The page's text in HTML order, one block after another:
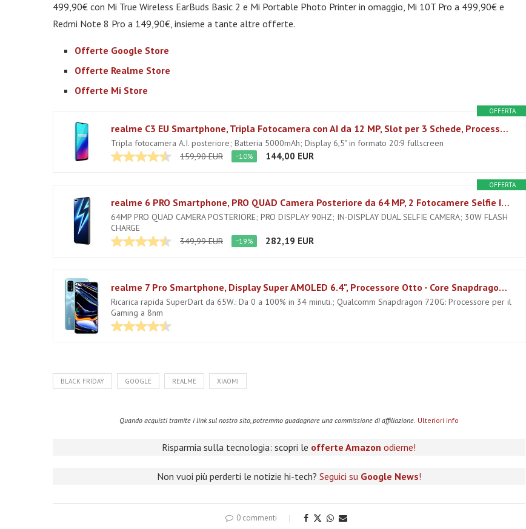
499,90€ con Mi True Wireless EarBuds Basic 2 e Mi Portable Photo Printer in omaggio, Mi 10T Pro a 499,90€ e
Redmi Note 8 Pro a 149,90€, insieme a tante altre offerte.
Offerte Google Store
Offerte Realme Store
Offerte Mi Store
OFFERTA
realme C3 EU Smartphone, Tripla Fotocamera con AI da 12 MP, Slot per 3 Schede, Processore Helio G70 Octacore, Display 6.5" in Formato 20:9 Fullscreen, 3 GB + 64 GB, Blu (Frozen Blue)
Tripla fotocamera A.I. posteriore; Batteria 5000mAh; Display 6,5" in formato 20:9 fullscreen
159,90 EUR
−10% 144,00 EUR
OFFERTA
realme 6 PRO Smartphone, PRO QUAD Camera Posteriore da 64 MP, 2 Fotocamere Selfie Integrate nel Display, Processore Octa-Core da 8nm, 8/128 GB, Blu (Lightning Blue)
64MP PRO QUAD CAMERA POSTERIORE; PRO DISPLAY 90HZ; IN-DISPLAY DUAL SELFIE CAMERA; 30W FLASH
CHARGE
349,99 EUR
−19% 282,19 EUR
realme 7 Pro Smartphone, Display Super AMOLED 6.4", Processore Otto - Core Snapdragon 720G, 8 GB RAM + 128 GB ROM, Fotocamera Quadrupla Sony da 64 MP + Fotocamera Selfie 32 MP, Argento
Ricarica rapida SuperDart da 65W.: Da 0 a 100% in 34 minuti.; Qualcomm Snapdragon 720G: Processore per il
Gaming a 8nm
BLACK FRIDAY GOOGLE REALME XIAOMI
Quando acquisti tramite i link sul nostro sito, potremmo guadagnare una commissione di affiliazione. Ulteriori info
Risparmia sulla tecnologia: scopri le offerte Amazon odierne!
Non vuoi più perderti le notizie hi-tech? Seguici su Google News!
0 commenti